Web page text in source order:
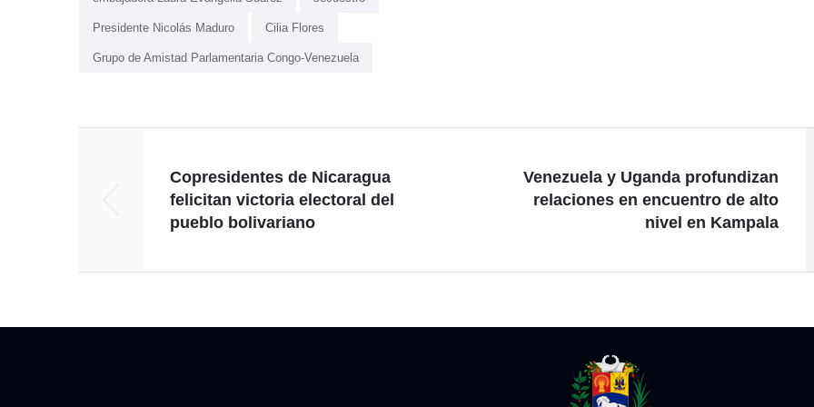
Presidente Nicolás Maduro Cilia Flores
Grupo de Amistad Parlamentaria Congo-Venezuela
Copresidentes de Nicaragua
felicitan victoria electoral del
pueblo bolivariano
Venezuela y Uganda profundizan
relaciones en encuentro de alto
nivel en Kampala